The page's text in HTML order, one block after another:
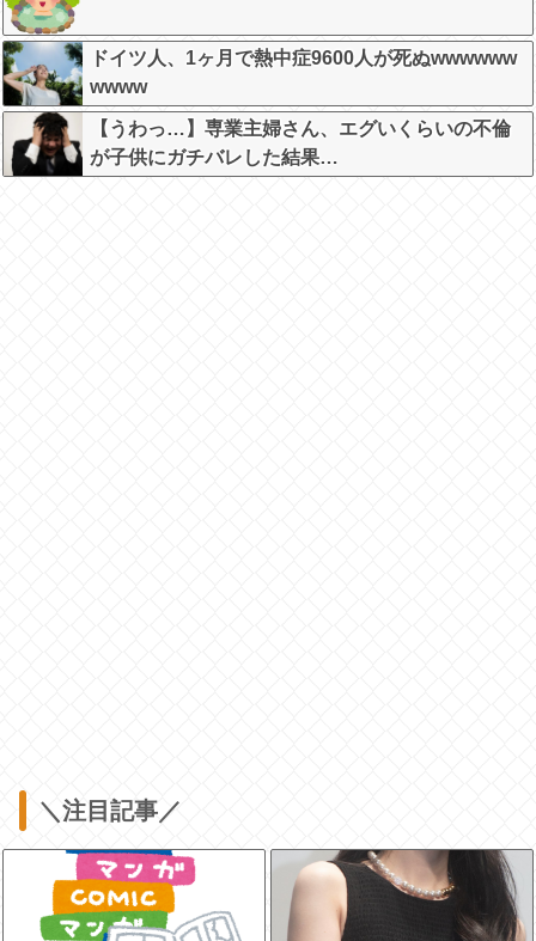
ドイツ人、1ヶ月で熱中症9600人が死ぬwwwwww
wwww
【うわっ…】専業主婦さん、エグいくらいの不倫
が子供にガチバレした結果…
＼注目記事／